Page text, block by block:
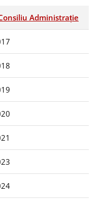
Administrație